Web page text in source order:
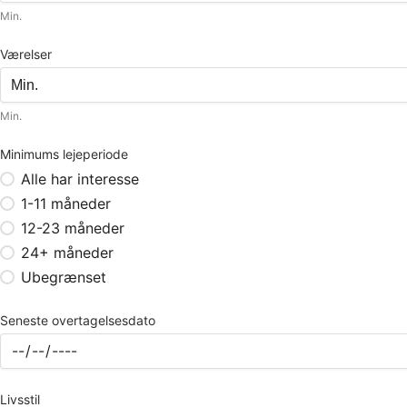
Min.
Værelser
Min.
Minimums lejeperiode
Alle har interesse
1-11 måneder
12-23 måneder
24+ måneder
Ubegrænset
Seneste overtagelsesdato
Livsstil